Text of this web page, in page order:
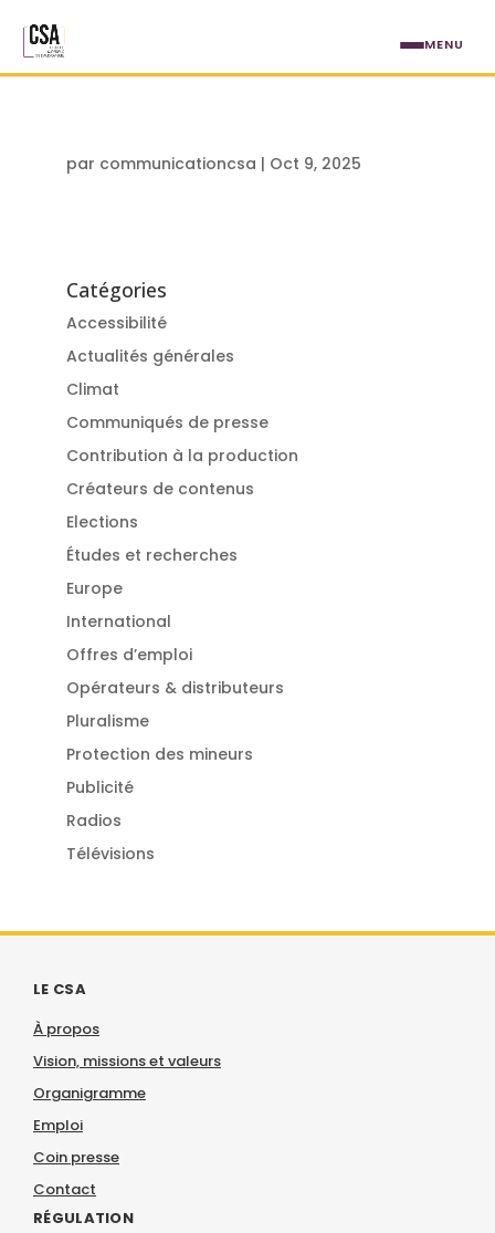
par communicationcsa | Oct 9, 2025
Catégories
Accessibilité
Actualités générales
Climat
Communiqués de presse
Contribution à la production
Créateurs de contenus
Elections
Études et recherches
Europe
International
Offres d’emploi
Opérateurs & distributeurs
Pluralisme
Protection des mineurs
Publicité
Radios
Télévisions
LE CSA
À propos
Vision, missions et valeurs
Organigramme
Emploi
Coin presse
Contact
RÉGULATION
MENU